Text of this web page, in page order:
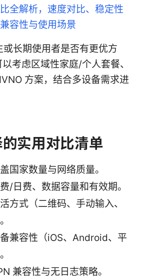
全解析，速度对比、稳定性
容性与使用场景
或长期使用者是否有更优方
考虑区域性家庭/个人套餐、
方案，结合多设备需求进
实用对比清单
国家数量与网络质量。
/日费、数据容量和有效期。
方式（二维码、手动输入、
兼容性（iOS、Android、平
兼容性与无日志策略。